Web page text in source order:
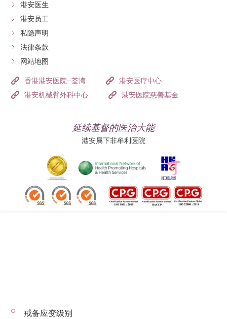
港安医生
港安员工
私隐声明
法律条款
网站地图
香港港安医院–荃湾
港安医疗中心
港安机械臂外科中心
港安医院慈善基金
延续基督的医治大能
港安属下非牟利医院
戒备应变级别